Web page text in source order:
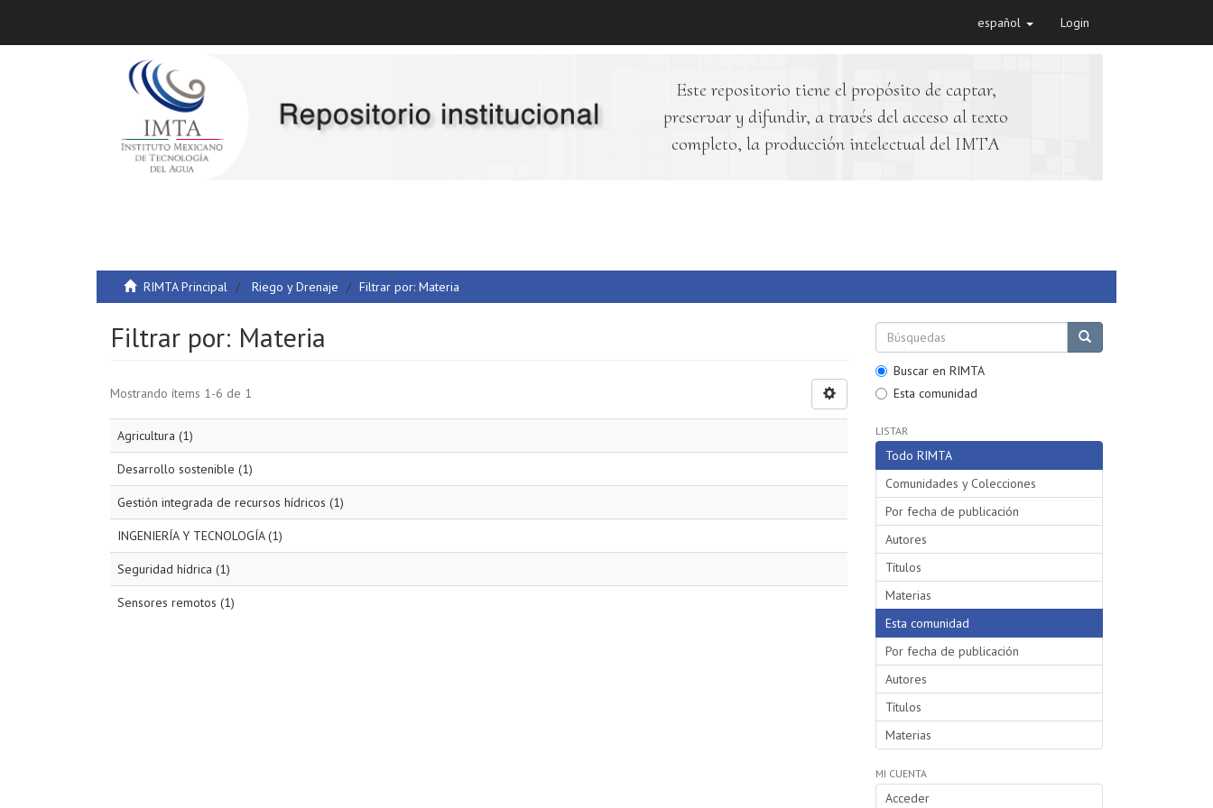
español Login
Este repositorio tiene el propósito de captar,
preservar y difundir, a través del acceso al texto
completo, la producción intelectual del IMTA
RIMTA Principal Riego y Drenaje Filtrar por: Materia
Filtrar por: Materia
Mostrando ítems 1-6 de 1
Agricultura (1)
Desarrollo sostenible (1)
Gestión integrada de recursos hídricos (1)
INGENIERÍA Y TECNOLOGÍA (1)
Seguridad hídrica (1)
Sensores remotos (1)
Buscar en RIMTA
Esta comunidad
LISTAR
Todo RIMTA
Comunidades y Colecciones
Por fecha de publicación
Autores
Títulos
Materias
Esta comunidad
Por fecha de publicación
Autores
Títulos
Materias
MI CUENTA
Acceder